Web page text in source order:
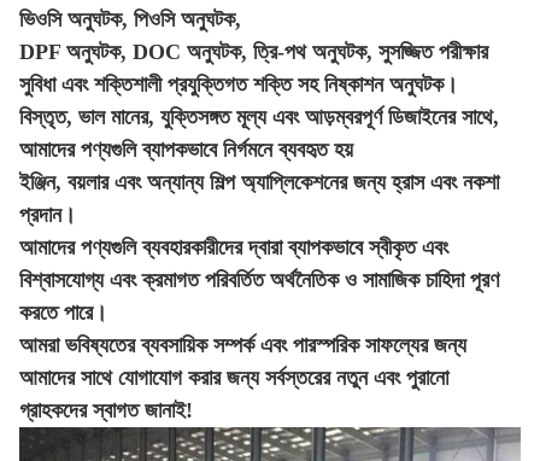
ভিওসি অনুঘটক, পিওসি অনুঘটক,
DPF অনুঘটক, DOC অনুঘটক, ত্রি-পথ অনুঘটক, সুসজ্জিত পরীক্ষার
সুবিধা এবং শক্তিশালী প্রযুক্তিগত শক্তি সহ নিষ্কাশন অনুঘটক।
বিস্তৃত, ভাল মানের, যুক্তিসঙ্গত মূল্য এবং আড়ম্বরপূর্ণ ডিজাইনের সাথে,
আমাদের পণ্যগুলি ব্যাপকভাবে নির্গমনে ব্যবহৃত হয়
ইঞ্জিন, বয়লার এবং অন্যান্য শিল্প অ্যাপ্লিকেশনের জন্য হ্রাস এবং নকশা
প্রদান।
আমাদের পণ্যগুলি ব্যবহারকারীদের দ্বারা ব্যাপকভাবে স্বীকৃত এবং
বিশ্বাসযোগ্য এবং ক্রমাগত পরিবর্তিত অর্থনৈতিক ও সামাজিক চাহিদা পূরণ
করতে পারে।
আমরা ভবিষ্যতের ব্যবসায়িক সম্পর্ক এবং পারস্পরিক সাফল্যের জন্য
আমাদের সাথে যোগাযোগ করার জন্য সর্বস্তরের নতুন এবং পুরানো
গ্রাহকদের স্বাগত জানাই!